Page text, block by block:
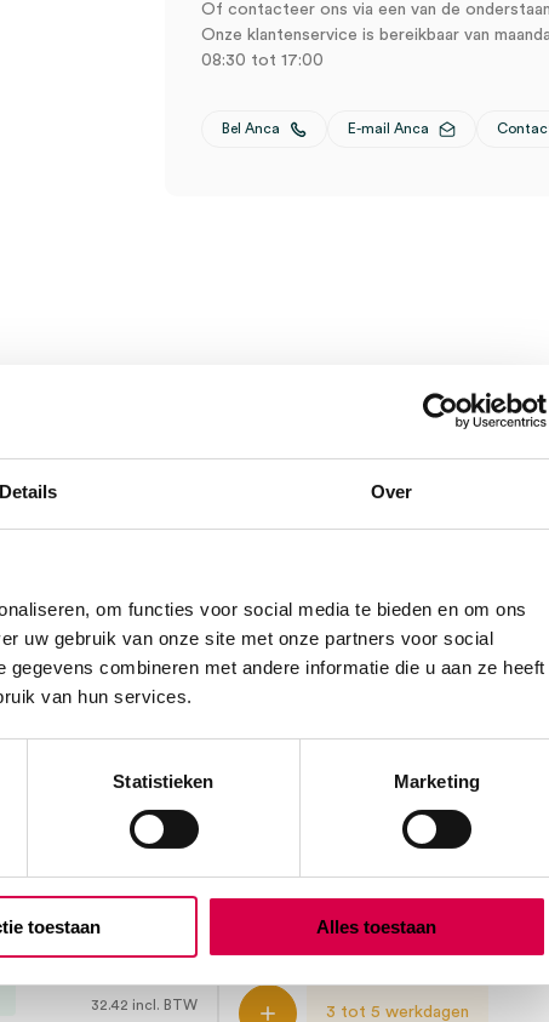
Details Over
om functies voor social media te bieden en om ons
uw gebruik van onze site met onze partners voor social
combineren met andere informatie die u aan ze heeft
van hun services.
Statistieken Marketing
toestaan Alles toestaan
Of contacteer ons via een van de
Onze klantenservice is bereikbaar van
08:30 tot 17:00
Bel Anca E-mail Anca
(1)
32.42 incl. BTW
Penedrill reserveboortjes
10 stuks, onsteriel
3 tot 5 werkdagen